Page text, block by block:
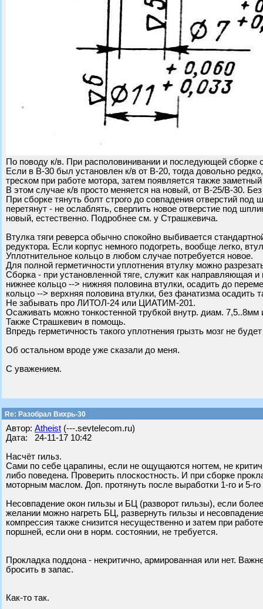
По поводу к/в. При располовинивании и последующей сборке
Если в В-30 был установлен к/в от В-20, тогда довольно
треском при работе мотора, затем появляется также
В этом случае к/в просто меняется на новый, от В-25/В-30.
При сборке тянуть болт строго до совпадения отверстий
перетянут - не ослаблять, сверлить новое отверстие под
новый, естественно. Подробнее см. у Страшкевича.
Втулка тяги реверса обычно спокойно выбивается
редуктора. Если корпус немного подогреть, вообще легко,
Уплотнительное кольцо в любом случае потребуется новое.
Для полной герметичности уплотнения втулку можно
Сборка - при установленной тяге, служит как направляющая
нижнее кольцо --> нижняя половина втулки, осадить до
кольцо --> верхняя половина втулки, без фанатизма
Не забывать про ЛИТОЛ-24 или ЦИАТИМ-201.
Осаживать можно тонкостенной трубкой внутр. диам.
Также Страшкевич в помощь.
Впредь герметичность такого уплотнения грызть мозг не
Об остальном вроде уже сказали до меня.
С уважением.
Re: Разобрал Вихрь-30
Автор: Atheist (---.sevtelecom.ru)
Дата: 24-11-17 10:42
Насчёт гильз.
Сами по себе царапины, если не ощущаются ногтем, не
либо поведена. Проверить плоскостность. И при сборке
моторным маслом. Доп. протянуть после выработки 1-го и 5-го
Несовпадение окон гильзы и БЦ (разворот гильзы), если
желании можно нагреть БЦ, развернуть гильзы и
компрессия также снизится несущественно и затем при
поршней, если они в норм. состоянии, не требуется.
Прокладка поддона - некритично, армированная или нет.
бросить в запас.
Как-то так.